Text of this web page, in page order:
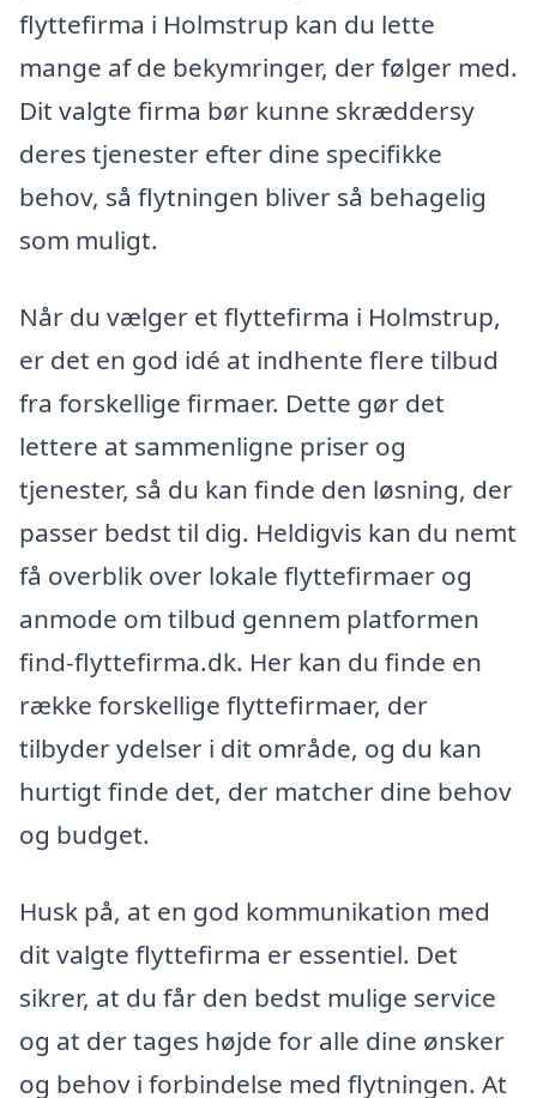
flyttefirma i Holmstrup kan du lette
mange af de bekymringer, der følger med.
Dit valgte firma bør kunne skræddersy
deres tjenester efter dine specifikke
behov, så flytningen bliver så behagelig
som muligt.
Når du vælger et flyttefirma i Holmstrup,
er det en god idé at indhente flere tilbud
fra forskellige firmaer. Dette gør det
lettere at sammenligne priser og
tjenester, så du kan finde den løsning, der
passer bedst til dig. Heldigvis kan du nemt
få overblik over lokale flyttefirmaer og
anmode om tilbud gennem platformen
find-flyttefirma.dk. Her kan du finde en
række forskellige flyttefirmaer, der
tilbyder ydelser i dit område, og du kan
hurtigt finde det, der matcher dine behov
og budget.
Husk på, at en god kommunikation med
dit valgte flyttefirma er essentiel. Det
sikrer, at du får den bedst mulige service
og at der tages højde for alle dine ønsker
og behov i forbindelse med flytningen. At